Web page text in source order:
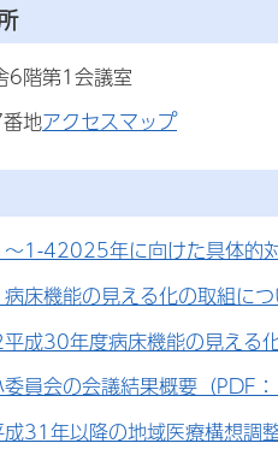
6階第1会議室
地アクセスマップ
1-42025年に向けた具体的
床機能の見える化の取組に
成30年度病床機能の見える
員会の会議結果概要（PDF：
31年以降の地域医療構想調